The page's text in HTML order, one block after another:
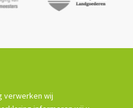
verwerken wij